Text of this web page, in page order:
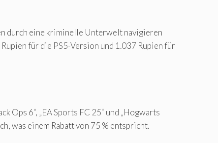
durch eine kriminelle Unterwelt navigieren
für die PS5-Version und 1.037 Rupien für
Ops 6“, „EA Sports FC 25“ und „Hogwarts
was einem Rabatt von 75 % entspricht.